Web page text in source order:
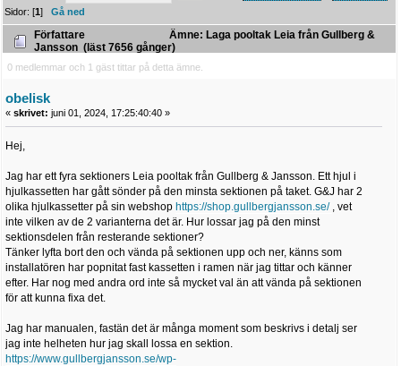
Sidor: [1]Gå ned
Författare
Ämne: Laga pooltak Leia från Gullberg &
Jansson (läst 7656 gånger)
0 medlemmar och 1 gäst tittar på detta ämne.
obelisk
« skrivet: juni 01, 2024, 17:25:40:40 »
Hej,
Jag har ett fyra sektioners Leia pooltak från Gullberg & Jansson. Ett hjul i
hjulkassetten har gått sönder på den minsta sektionen på taket. G&J har 2
olika hjulkassetter på sin webshop https://shop.gullbergjansson.se/ , vet
inte vilken av de 2 varianterna det är. Hur lossar jag på den minst
sektionsdelen från resterande sektioner?
Tänker lyfta bort den och vända på sektionen upp och ner, känns som
installatören har popnitat fast kassetten i ramen när jag tittar och känner
efter. Har nog med andra ord inte så mycket val än att vända på sektionen
för att kunna fixa det.
Jag har manualen, fastän det är många moment som beskrivs i detalj ser
jag inte helheten hur jag skall lossa en sektion.
https://www.gullbergjansson.se/wp-